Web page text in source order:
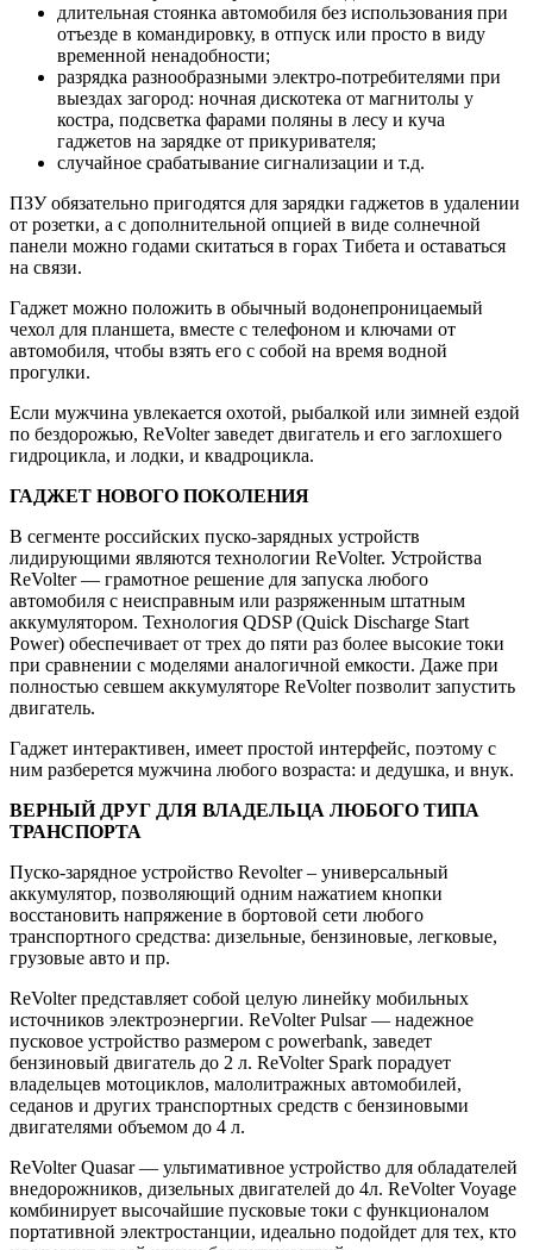
длительная стоянка автомобиля без использования при
отъезде в командировку, в отпуск или просто в виду
временной ненадобности;
разрядка разнообразными электро-потребителями при
выездах загород: ночная дискотека от магнитолы у
костра, подсветка фарами поляны в лесу и куча
гаджетов на зарядке от прикуривателя;
случайное срабатывание сигнализации и т.д.
ПЗУ обязательно пригодятся для зарядки гаджетов в удалении
от розетки, а с дополнительной опцией в виде солнечной
панели можно годами скитаться в горах Тибета и оставаться
на связи.
Гаджет можно положить в обычный водонепроницаемый
чехол для планшета, вместе с телефоном и ключами от
автомобиля, чтобы взять его с собой на время водной
прогулки.
Если мужчина увлекается охотой, рыбалкой или зимней ездой
по бездорожью, ReVolter заведет двигатель и его заглохшего
гидроцикла, и лодки, и квадроцикла.
ГАДЖЕТ НОВОГО ПОКОЛЕНИЯ
В сегменте российских пуско-зарядных устройств
лидирующими являются технологии ReVolter. Устройства
ReVolter — грамотное решение для запуска любого
автомобиля с неисправным или разряженным штатным
аккумулятором. Технология QDSP (Quick Discharge Start
Power) обеспечивает от трех до пяти раз более высокие токи
при сравнении с моделями аналогичной емкости. Даже при
полностью севшем аккумуляторе ReVolter позволит запустить
двигатель.
Гаджет интерактивен, имеет простой интерфейс, поэтому с
ним разберется мужчина любого возраста: и дедушка, и внук.
ВЕРНЫЙ ДРУГ ДЛЯ ВЛАДЕЛЬЦА ЛЮБОГО ТИПА
ТРАНСПОРТА
Пуско-зарядное устройство Revolter – универсальный
аккумулятор, позволяющий одним нажатием кнопки
восстановить напряжение в бортовой сети любого
транспортного средства: дизельные, бензиновые, легковые,
грузовые авто и пр.
ReVolter представляет собой целую линейку мобильных
источников электроэнергии. ReVolter Pulsar — надежное
пусковое устройство размером с powerbank, заведет
бензиновый двигатель до 2 л. ReVolter Spark порадует
владельцев мотоциклов, малолитражных автомобилей,
седанов и других транспортных средств с бензиновыми
двигателями объемом до 4 л.
ReVolter Quasar — ультимативное устройство для обладателей
внедорожников, дизельных двигателей до 4л. ReVolter Voyage
комбинирует высочайшие пусковые токи с функционалом
портативной электростанции, идеально подойдет для тех, кто